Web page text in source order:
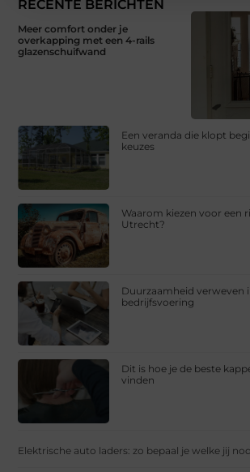
RECENTE BERICHTEN
Meer comfort onder je
overkapping met een 4-rails
glazenschuifwand
Een veranda die klopt
keuzes
Waarom kiezen voor een
Utrecht?
Duurzaamheid verweven
bedrijfsvoering
Dit is hoe je de beste
vinden
Elektrische auto laders: zo bepaal je welke jij